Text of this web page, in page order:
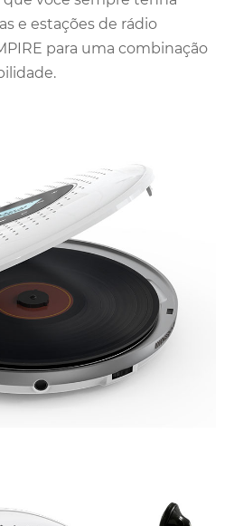
e estações de rádio
para uma combinação